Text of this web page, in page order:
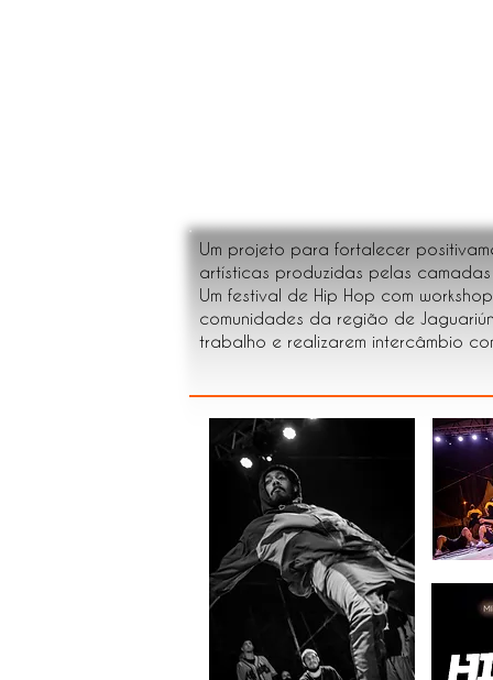
Um projeto para fortalecer
artísticas produzidas pelas
Um festival de Hip Hop com
comunidades da região de
trabalho e realizarem intercâmbio